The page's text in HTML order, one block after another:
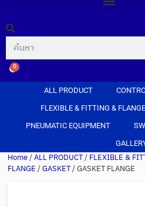
0
ALL PRODUCT
FLEXIBLE & FITTING & FLANGE
PNEUMATIC EQUIPMENT
Home/ALL PRODUCT/FLEXIBLE &
FLANGE/GASKET/ GASKET FLANGE